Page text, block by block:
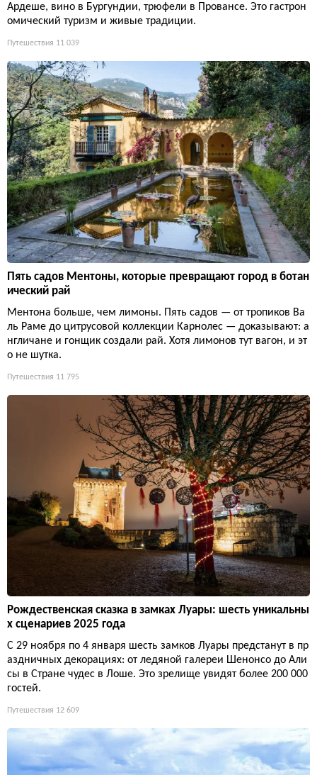
Ардеше, вино в Бургундии, трюфели в Провансе. Это гастрон
омический туризм и живые традиции.
Путешествия 11 039
Пять садов Ментоны, которые превращают город в ботан
ический рай
Ментона больше, чем лимоны. Пять садов — от тропиков Ва
ль Раме до цитрусовой коллекции Карнолес — доказывают: а
нгличане и гонщик создали рай. Хотя лимонов тут вагон, и эт
о не шутка.
Путешествия 11 795
Рождественская сказка в замках Луары: шесть уникальны
х сценариев 2025 года
С 29 ноября по 4 января шесть замков Луары предстанут в пр
аздничных декорациях: от ледяной галереи Шенонсо до Али
сы в Стране чудес в Лоше. Это зрелище увидят более 200 000
гостей.
Путешествия 12 609